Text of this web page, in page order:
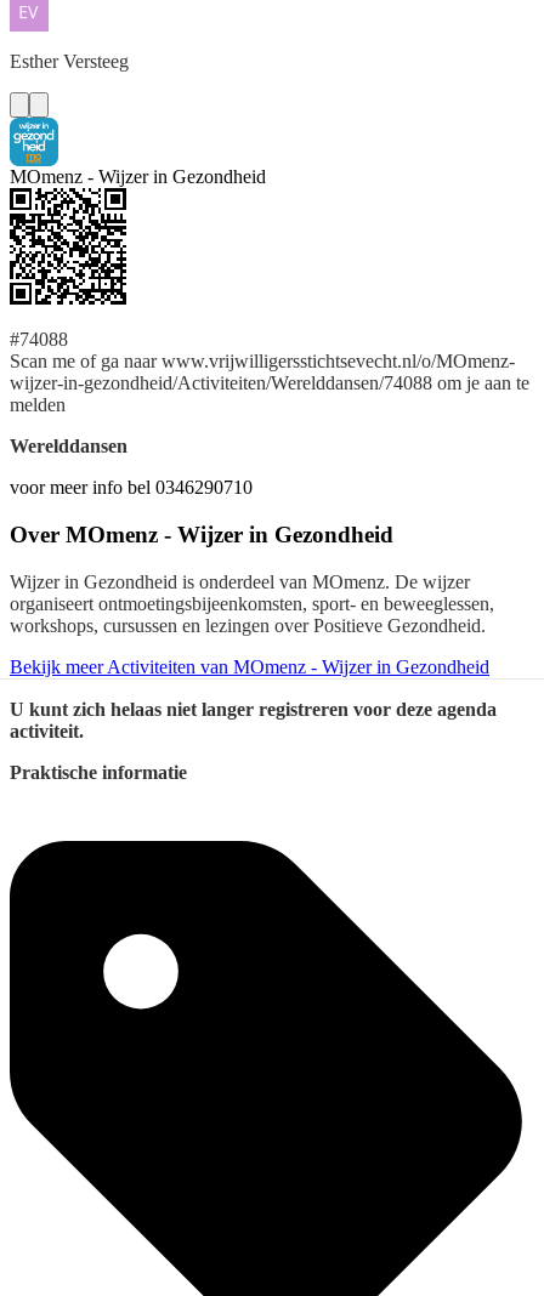
Esther Versteeg
MOmenz - Wijzer in Gezondheid
#74088
Scan me of ga naar www.vrijwilligersstichtsevecht.nl/o/MOmenz-
wijzer-in-gezondheid/Activiteiten/Werelddansen/74088 om je aan te
melden
Werelddansen
voor meer info bel 0346290710
Over MOmenz - Wijzer in Gezondheid
Wijzer in Gezondheid is onderdeel van MOmenz. De wijzer
organiseert ontmoetingsbijeenkomsten, sport- en beweeglessen,
workshops, cursussen en lezingen over Positieve Gezondheid.
Bekijk meer Activiteiten van MOmenz - Wijzer in Gezondheid
U kunt zich helaas niet langer registreren voor deze agenda
activiteit.
Praktische informatie